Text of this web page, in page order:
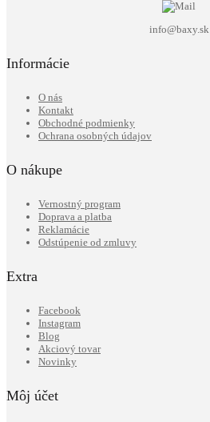
info@baxy.sk
Informácie
O nás
Kontakt
Obchodné podmienky
Ochrana osobných údajov
O nákupe
Vernostný program
Doprava a platba
Reklamácie
Odstúpenie od zmluvy
Extra
Facebook
Instagram
Blog
Akciový tovar
Novinky
Môj účet